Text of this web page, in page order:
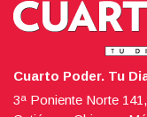
Cuarto Poder. Tu
3ª Poniente Norte